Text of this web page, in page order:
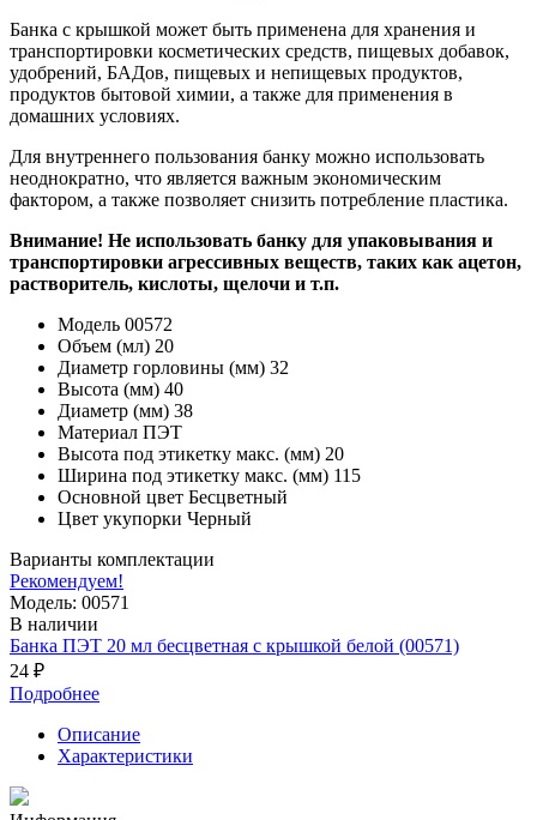
Банка с крышкой может быть применена для хранения и
транспортировки косметических средств, пищевых добавок,
удобрений, БАДов, пищевых и непищевых продуктов,
продуктов бытовой химии, а также для применения в
домашних условиях.
Для внутреннего пользования банку можно использовать
неоднократно, что является важным экономическим
фактором, а также позволяет снизить потребление пластика.
Внимание! Не использовать банку для упаковывания и
транспортировки агрессивных веществ, таких как ацетон,
растворитель, кислоты, щелочи и т.п.
Модель 00572
Объем (мл) 20
Диаметр горловины (мм) 32
Высота (мм) 40
Диаметр (мм) 38
Материал ПЭТ
Высота под этикетку макс. (мм) 20
Ширина под этикетку макс. (мм) 115
Основной цвет Бесцветный
Цвет укупорки Черный
Варианты комплектации
Рекомендуем!
Модель: 00571
В наличии
Банка ПЭТ 20 мл бесцветная с крышкой белой (00571)
24 ₽
Подробнее
Описание
Характеристики